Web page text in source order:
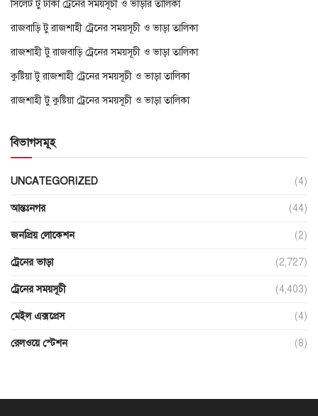
সিলেট টু ঢাকা ট্রেনের সময়সূচী ও ভাড়ার তালিকা
রাজবাড়ি টু রাজশাহী ট্রেনের সময়সূচী ও ভাড়া তালিকা
রাজশাহী টু রাজবাড়ি ট্রেনের সময়সূচী ও ভাড়া তালিকা
কুষ্টিয়া টু রাজশাহী ট্রেনের সময়সূচী ও ভাড়া তালিকা
রাজশাহী টু কুষ্টিয়া ট্রেনের সময়সূচী ও ভাড়া তালিকা
বিভাগসমূহ
UNCATEGORIZED (4)
আন্তঃনগর (44)
জনপ্রিয় লোকেশন (2)
ট্রেনের ভাড়া (2,727)
ট্রেনের সময়সূচী (4,403)
মেইল এক্সপ্রেস (4)
রেলওয়ে স্টেশন (8)